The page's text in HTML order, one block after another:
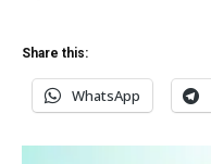
Share this:
WhatsApp